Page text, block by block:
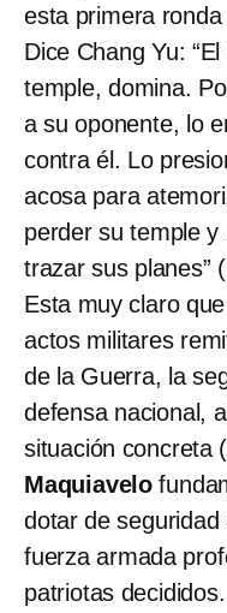
esta primera
Dice Chang Yu:
temple, domina.
a su oponente, lo
contra él. Lo
acosa para
perder su temple
trazar sus planes”
Esta muy claro
actos militares
de la Guerra, la
defensa nacional,
situación concreta
Maquiavelo
dotar de
fuerza armada
patriotas decididos.